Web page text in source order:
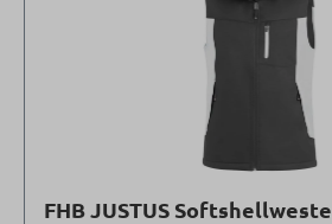
FHB JUSTUS Softshellweste